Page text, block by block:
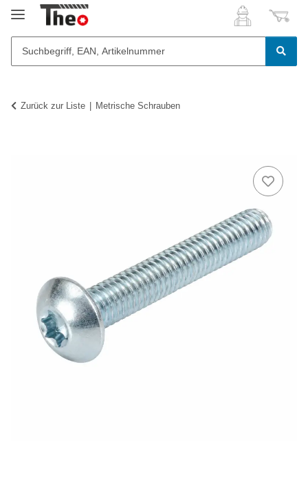
Zurück zur Liste Metrische Schrauben